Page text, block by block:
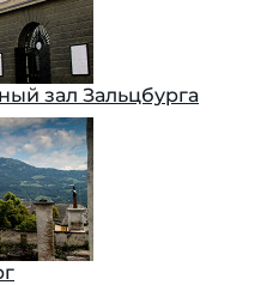
зал Зальцбурга